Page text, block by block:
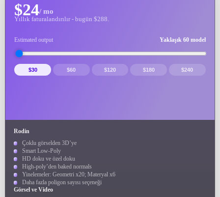
Pixel Art
Voxel
$24/ mo
Yıllık faturalandırılır - bugün $288.
Estimated output Yaklaşık 60 model
$30 $60 $120 $180 $240
Rodin
Çoklu görselden 3D’ye
Smart Low-Poly
HD doku ve özel doku
High-poly’den baked normals
Yinelemeler: Geometri x20; Materyal x6
Daha fazla poligon sayısı seçeneği
Görsel ve Video